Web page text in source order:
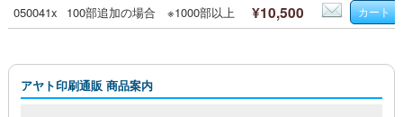
050041x 100部追加の場合 ※1000部以上 ¥10,500
アヤト印刷通販 商品案内